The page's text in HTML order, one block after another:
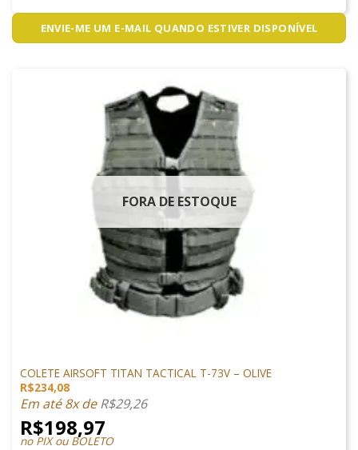
ENVIE-ME UM E-MAIL QUANDO ESTIVER DISPONÍVEL
FORA DE ESTOQUE
COLETE AIRSOFT TITAN TACTICAL T-73V – OLIVE
R$234,08
Em até 8x deR$29,26
R$198,97
no PIX ou BOLETO